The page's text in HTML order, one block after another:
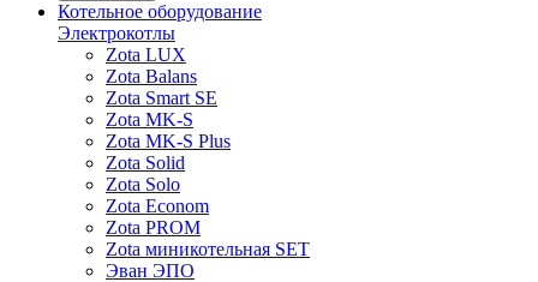
Котельное оборудование
Электрокотлы
Zota LUX
Zota Balans
Zota Smart SE
Zota MK-S
Zota MK-S Plus
Zota Solid
Zota Solo
Zota Econom
Zota PROM
Zota миникотельная SET
Эван ЭПО